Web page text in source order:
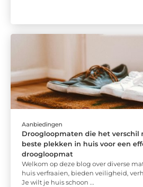
Aanbiedingen
Droogloopmaten die het verschil
beste plekken in huis voor een
droogloopmat
Welkom op deze blog over diverse
huis verfraaien, bieden veiligheid,
Je wilt je huis schoon ...